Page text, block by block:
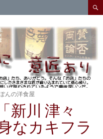
んの洋食屋
新川 津々
なカキフラ